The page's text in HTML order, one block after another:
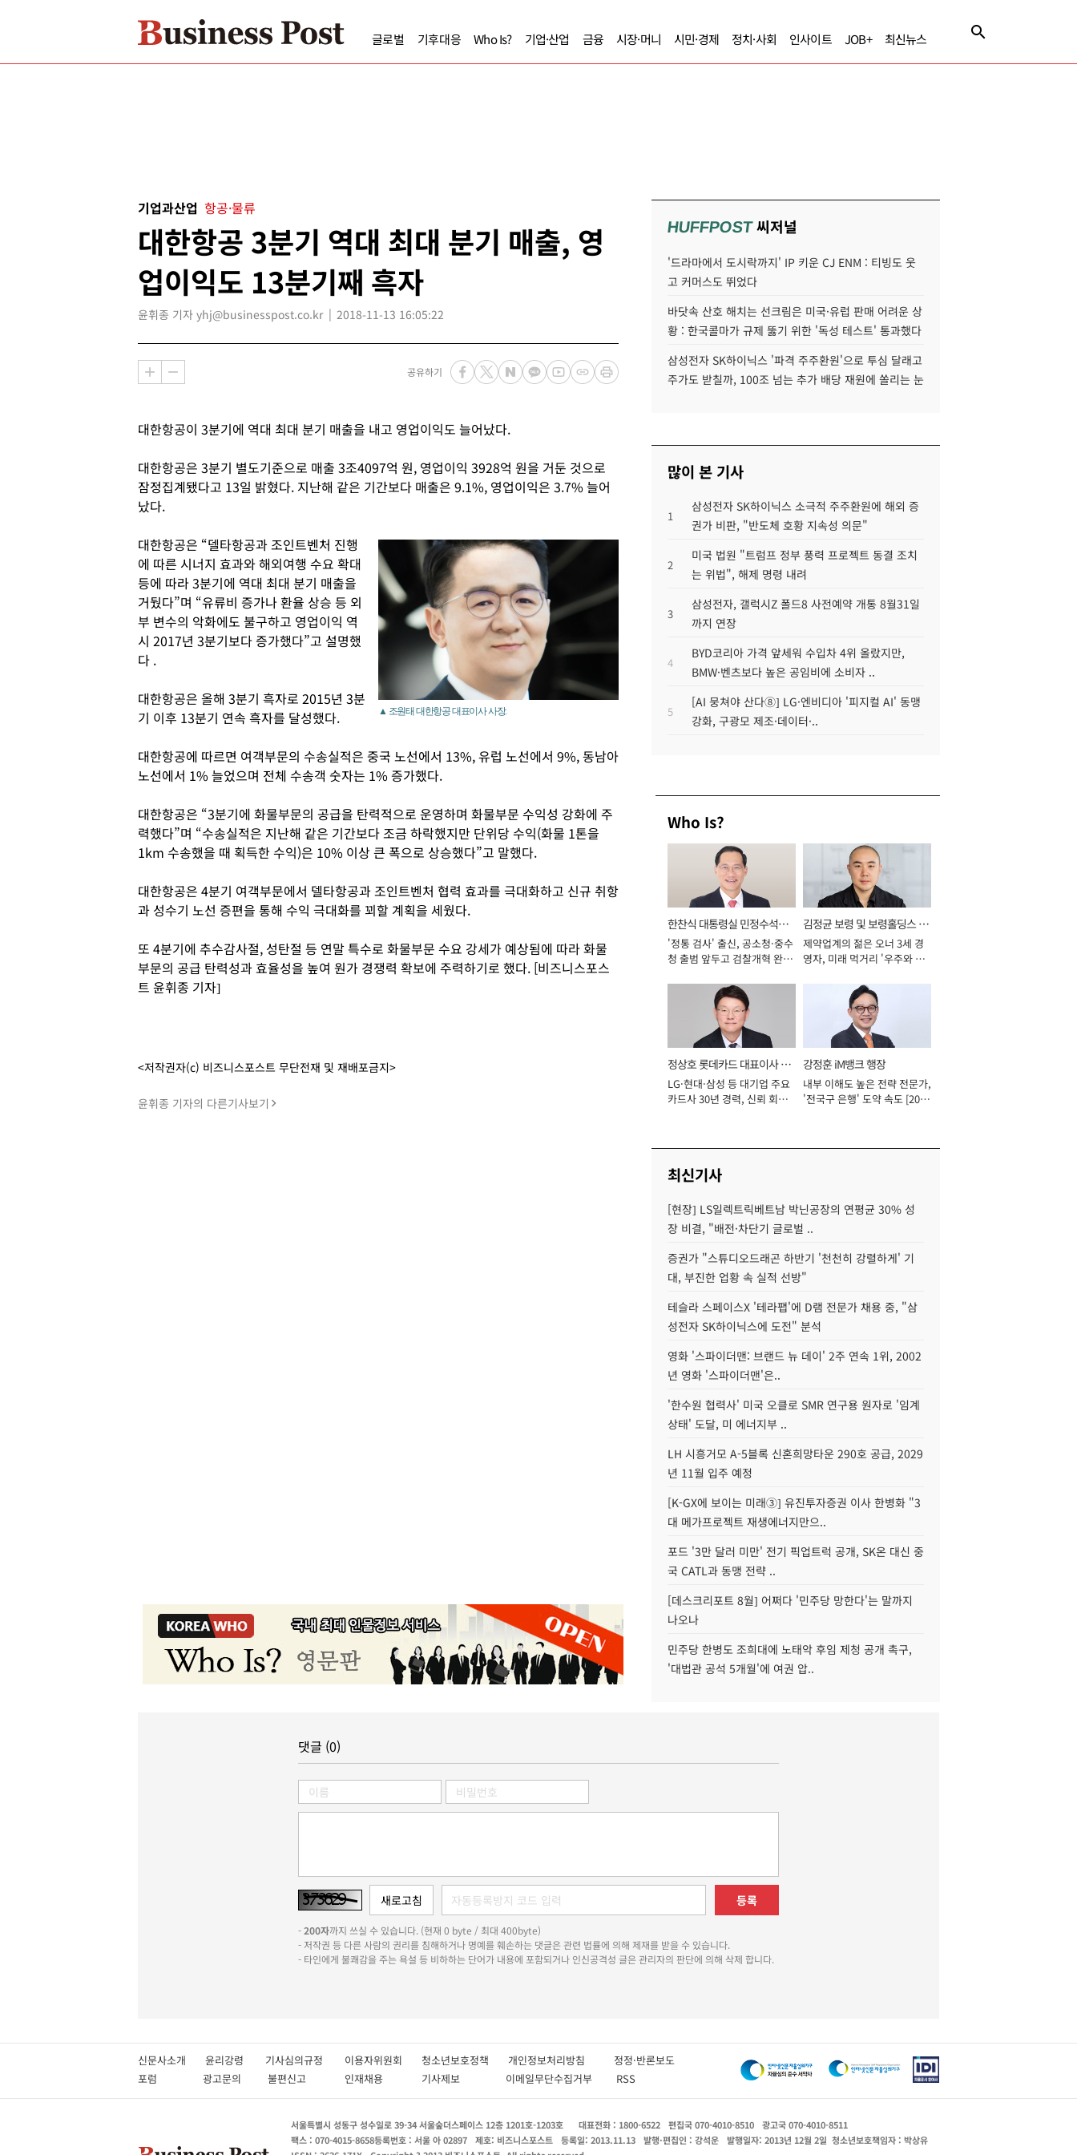
글로벌 기후대응 Who Is? 기업·산업 금융 시장·머니 시민·경제 정치·사회 인사이트 JOB+ 최신뉴스
기업과산업 항공·물류
대한항공 3분기 역대 최대 분기 매출, 영
업이익도 13분기째 흑자
윤휘종 기자 yhj@businesspost.co.kr 2018-11-13 16:05:22
공유하기
대한항공이 3분기에 역대 최대 분기 매출을 내고 영업이익도 늘어났다.
대한항공은 3분기 별도기준으로 매출 3조4097억 원, 영업이익 3928억 원을 거둔 것으로
잠정집계됐다고 13일 밝혔다. 지난해 같은 기간보다 매출은 9.1%, 영업이익은 3.7% 늘어
났다.
▲ 조원태 대한항공 대표이사 사장.
대한항공은 “델타항공과 조인트벤처 진행
에 따른 시너지 효과와 해외여행 수요 확대
등에 따라 3분기에 역대 최대 분기 매출을
거뒀다”며 “유류비 증가나 환율 상승 등 외
부 변수의 악화에도 불구하고 영업이익 역
시 2017년 3분기보다 증가했다”고 설명했
다 .
대한항공은 올해 3분기 흑자로 2015년 3분
기 이후 13분기 연속 흑자를 달성했다.
대한항공에 따르면 여객부문의 수송실적은 중국 노선에서 13%, 유럽 노선에서 9%, 동남아
노선에서 1% 늘었으며 전체 수송객 숫자는 1% 증가했다.
대한항공은 “3분기에 화물부문의 공급을 탄력적으로 운영하며 화물부문 수익성 강화에 주
력했다”며 “수송실적은 지난해 같은 기간보다 조금 하락했지만 단위당 수익(화물 1톤을
1km 수송했을 때 획득한 수익)은 10% 이상 큰 폭으로 상승했다”고 말했다.
대한항공은 4분기 여객부문에서 델타항공과 조인트벤처 협력 효과를 극대화하고 신규 취항
과 성수기 노선 증편을 통해 수익 극대화를 꾀할 계획을 세웠다.
또 4분기에 추수감사절, 성탄절 등 연말 특수로 화물부문 수요 강세가 예상됨에 따라 화물
부문의 공급 탄력성과 효율성을 높여 원가 경쟁력 확보에 주력하기로 했다. [비즈니스포스
트 윤휘종 기자]
<저작권자(c) 비즈니스포스트 무단전재 및 재배포금지>
윤휘종 기자의 다른기사보기
HUFFPOST씨저널
'드라마에서 도시락까지' IP 키운 CJ ENM : 티빙도 웃
고 커머스도 뛰었다
바닷속 산호 해치는 선크림은 미국·유럽 판매 어려운 상
황 : 한국콜마가 규제 뚫기 위한 '독성 테스트' 통과했다
삼성전자 SK하이닉스 '파격 주주환원'으로 투심 달래고
주가도 받칠까, 100조 넘는 추가 배당 재원에 쏠리는 눈
많이 본 기사
1
삼성전자 SK하이닉스 소극적 주주환원에 해외 증
권가 비판, "반도체 호황 지속성 의문"
2
미국 법원 "트럼프 정부 풍력 프로젝트 동결 조치
는 위법", 해제 명령 내려
3
삼성전자, 갤럭시Z 폴드8 사전예약 개통 8월31일
까지 연장
4
BYD코리아 가격 앞세워 수입차 4위 올랐지만,
BMW·벤츠보다 높은 공임비에 소비자 ..
5
[AI 뭉쳐야 산다⑧] LG·엔비디아 '피지컬 AI' 동맹
강화, 구광모 제조·데이터·..
Who Is?
한찬식 대통령실 민정수석비
서관
'정통 검사' 출신, 공소청·중수
청 출범 앞두고 검찰개혁 완수
김정균 보령 및 보령홀딩스 대
표이사 사장
제약업계의 젊은 오너 3세 경
영자, 미래 먹거리 '우주와 헬
정상호 롯데카드 대표이사 사
장
LG·현대·삼성 등 대기업 주요
카드사 30년 경력, 신뢰 회복
강정훈 iM뱅크 행장
내부 이해도 높은 전략 전문가,
'전국구 은행' 도약 속도 [2026
최신기사
[현장] LS일렉트릭베트남 박닌공장의 연평균 30% 성
장 비결, "배전·차단기 글로벌 ..
증권가 "스튜디오드래곤 하반기 '천천히 강렬하게' 기
대, 부진한 업황 속 실적 선방"
테슬라 스페이스X '테라팹'에 D램 전문가 채용 중, "삼
성전자 SK하이닉스에 도전" 분석
영화 '스파이더맨: 브랜드 뉴 데이' 2주 연속 1위, 2002
년 영화 '스파이더맨'은..
'한수원 협력사' 미국 오클로 SMR 연구용 원자로 '임계
상태' 도달, 미 에너지부 ..
LH 시흥거모 A-5블록 신혼희망타운 290호 공급, 2029
년 11월 입주 예정
[K-GX에 보이는 미래③] 유진투자증권 이사 한병화 "3
대 메가프로젝트 재생에너지만으..
포드 '3만 달러 미만' 전기 픽업트럭 공개, SK온 대신 중
국 CATL과 동맹 전략 ..
[데스크리포트 8월] 어쩌다 '민주당 망한다'는 말까지
나오나
민주당 한병도 조희대에 노태악 후임 제청 공개 촉구,
'대법관 공석 5개월'에 여권 압..
댓글 (0)
등록
-200자까지 쓰실 수 있습니다. (현재 0 byte / 최대 400byte)
- 저작권 등 다른 사람의 권리를 침해하거나 명예를 훼손하는 댓글은 관련 법률에 의해 제재를 받을 수 있습니다.
- 타인에게 불쾌감을 주는 욕설 등 비하하는 단어가 내용에 포함되거나 인신공격성 글은 관리자의 판단에 의해 삭제 합니다.
신문사소개 윤리강령 기사심의규정 이용자위원회 청소년보호정책 개인정보처리방침 정정·반론보도
포럼
광고문의 불편신고 인재채용 기사제보 이메일무단수집거부 RSS
서울특별시 성동구 성수일로 39-34 서울숲더스페이스 12층 1201호-1203호 대표전화 : 1800-6522 편집국 070-4010-8510
광고국 070-4010-8511
팩스 : 070-4015-8658등록번호 : 서울 아 02897 제호: 비즈니스포스트 등록일: 2013.11.13 발행·편집인 : 강석운 발행일자: 2013년 12월 2일 청소년보호책임자 : 박상유